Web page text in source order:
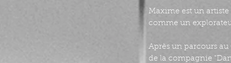
Maxime est un
comme un
Après un parcours
de la compagnie